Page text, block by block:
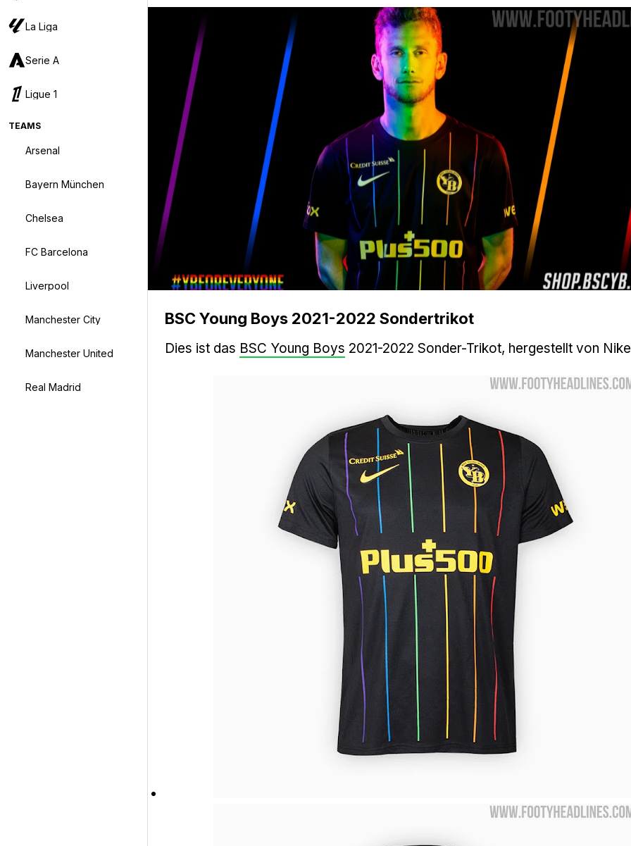
La Liga
Serie A
Ligue 1
TEAMS
Arsenal
Bayern München
Chelsea
FC Barcelona
Liverpool
Manchester City
Manchester United
Real Madrid
BSC Young Boys 2021-2022 Sondertrikot
Dies ist das BSC Young Boys 2021-2022 Sonder-Trikot, hergestellt von